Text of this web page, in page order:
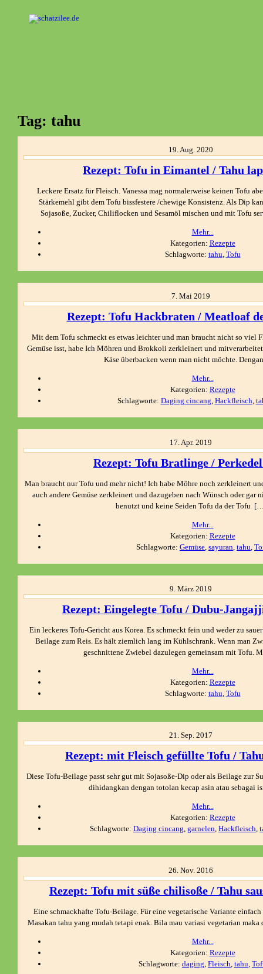
Tag: tahu
19.Aug. 2020
Rezept: Tofu in Eimantel / Tahu
Leckere Ersatz für Fleisch. Vanessa mag normalerweise keinen Tofu
Stärkemehl gibt dem Tofu bissfestere /chewige Konsistenz. Als Dip
Sojasoße, Zucker, Chiliflocken und Sesamöl mischen und mit Tofu
Mehr...
Kategorien: Rezepte
Schlagworte: tahu, Tofu
7. Mai 2019
Rezept: Tofu Hackbraten / Meatloaf
Mit dem Tofu schmeckt es etwas leichter und man braucht nicht so viel
Gemüse isst, habe Ich Möhren und Brokkoli zerkleinert und
Käse überbacken wenn man nicht möchte.
Mehr...
Kategorien: Rezepte
Schlagworte: Daging cincang, Hackfleisch,
17.Apr. 2019
Rezept: Tofu Bratlinge /
Man braucht nur Tofu und mehr nicht! Ich habe Möhre noch zerkleinert
auch andere Gemüse zerkleinert und dazugeben nach Wünsch oder gar
benutzt und keine Seiden Tofu da der Tofu
Mehr...
Kategorien: Rezepte
Schlagworte: Gemüse, sayuran, tahu,
9. März 2019
Rezept: Eingelegte Tofu / Dubu-
Ein leckeres Tofu-Gericht aus Korea. Es schmeckt fein und weder zu
Beilage zum Reis. Es hält ziemlich lang im Kühlschrank. Wenn man
geschnittene Zwiebel dazulegen gemeinsam mit Tofu.
Mehr...
Kategorien: Rezepte
Schlagworte: tahu, Tofu
21. Sep. 2017
Rezept: mit Fleisch gefüllte Tofu /
Diese Tofu-Beilage passt sehr gut mit Sojasoße-Dip oder als Beilage zur
dihidangkan dengan totolan kecap asin atau sebagai
Mehr...
Kategorien: Rezepte
Schlagworte: Daging cincang, garnelen, Hackfleisch,
26. Nov. 2016
Rezept: Tofu mit süße chilisoße / Tahu
Eine schmackhafte Tofu-Beilage. Für eine vegetarische Variante
Masakan tahu yang mudah tetapi enak. Bila mau variasi vegetarian
Mehr...
Kategorien: Rezepte
Schlagworte: daging, Fleisch, tahu,